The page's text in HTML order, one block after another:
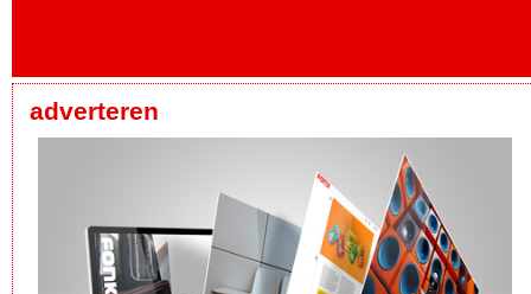
adverteren